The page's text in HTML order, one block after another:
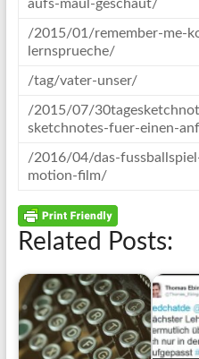
aufs-maul-geschaut/
/2015/01/remember-me-
lernsprueche/
/tag/vater-unser/
/2015/07/
sketchnotes-fuer-einen-
/2016/04/das-
motion-film/
Related Posts: